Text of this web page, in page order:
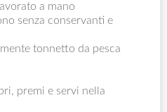
a mano
senza conservanti e
tonnetto da pesca
premi e servi nella